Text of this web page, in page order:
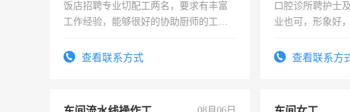
饭店招聘专业切配工两名，要求有丰富
工作经验，能够很好的协助厨师的工
4500。查看联系方式
口腔诊所聘护士
业也可，形象好
查看联系方